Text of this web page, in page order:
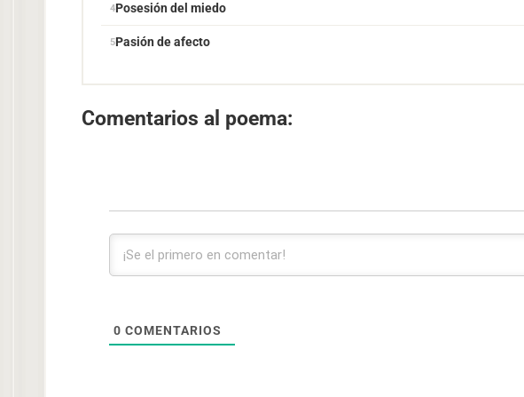
Posesión del miedo
Pasión de afecto
Comentarios al poema:
0 COMENTARIOS